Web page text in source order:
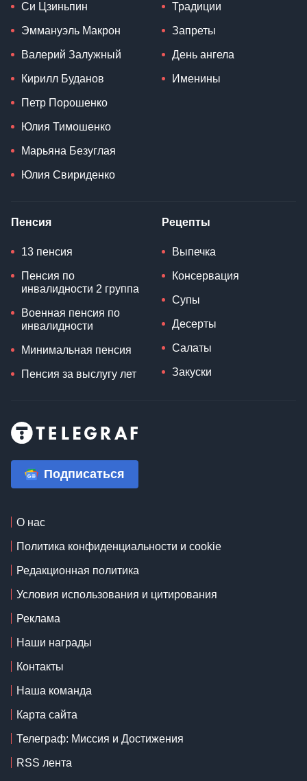
Си Цзиньпин
Эммануэль Макрон
Валерий Залужный
Кирилл Буданов
Петр Порошенко
Юлия Тимошенко
Марьяна Безуглая
Юлия Свириденко
Традиции
Запреты
День ангела
Именины
Пенсия
13 пенсия
Пенсия по
инвалидности 2 группа
Военная пенсия по
инвалидности
Минимальная пенсия
Пенсия за выслугу лет
Рецепты
Выпечка
Консервация
Супы
Десерты
Салаты
Закуски
Подписаться
О нас
Политика конфиденциальности и cookie
Редакционная политика
Условия использования и цитирования
Реклама
Наши награды
Контакты
Наша команда
Карта сайта
Телеграф: Миссия и Достижения
RSS лента